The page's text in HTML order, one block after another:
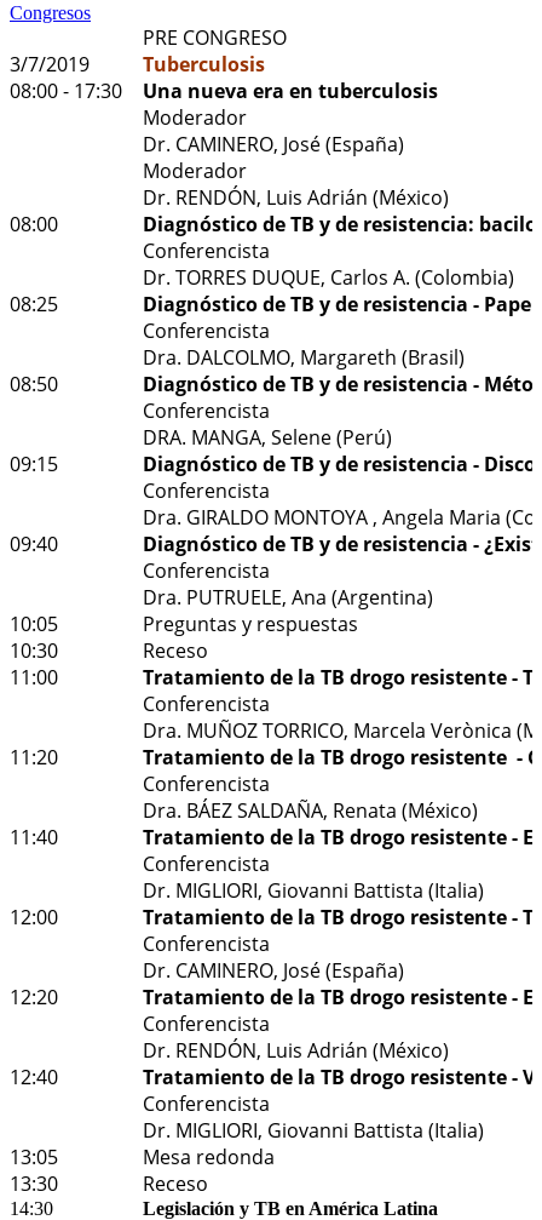
Congresos
PRE CONGRESO
3/7/2019
Tuberculosis
08:00 - 17:30
Una nueva era en tuberculosis
Moderador
Dr. CAMINERO, José (España)
Moderador
Dr. RENDÓN, Luis Adrián (México)
08:00
Diagnóstico de TB y de resistencia:
Conferencista
Dr. TORRES DUQUE, Carlos A. (Colombia)
08:25
Diagnóstico de TB y de resistencia -
Conferencista
Dra. DALCOLMO, Margareth (Brasil)
08:50
Diagnóstico de TB y de resistencia -
Conferencista
DRA. MANGA, Selene (Perú)
09:15
Diagnóstico de TB y de resistencia -
Conferencista
Dra. GIRALDO MONTOYA , Angela Maria
09:40
Diagnóstico de TB y de resistencia -
Conferencista
Dra. PUTRUELE, Ana (Argentina)
10:05
Preguntas y respuestas
10:30
Receso
11:00
Tratamiento de la TB drogo resistente -
Conferencista
Dra. MUÑOZ TORRICO, Marcela Verònica
11:20
Tratamiento de la TB drogo resistente -
Conferencista
Dra. BÁEZ SALDAÑA, Renata (México)
11:40
Tratamiento de la TB drogo resistente -
Conferencista
Dr. MIGLIORI, Giovanni Battista (Italia)
12:00
Tratamiento de la TB drogo resistente -
Conferencista
Dr. CAMINERO, José (España)
12:20
Tratamiento de la TB drogo resistente -
Conferencista
Dr. RENDÓN, Luis Adrián (México)
12:40
Tratamiento de la TB drogo resistente -
Conferencista
Dr. MIGLIORI, Giovanni Battista (Italia)
13:05
Mesa redonda
13:30
Receso
14:30
Legislación y TB en América Latina